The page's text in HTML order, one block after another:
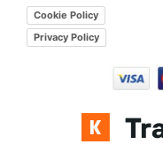
Cookie Policy
Privacy Policy